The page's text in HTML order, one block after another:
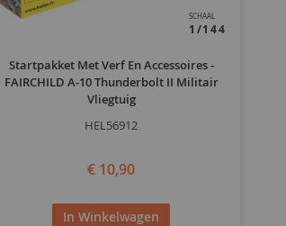
SCHAAL
1/144
Startpakket Met Verf En Accessoires -
FAIRCHILD A-10 Thunderbolt II Militair
Vliegtuig
HEL56912
€ 10,90
In Winkelwagen